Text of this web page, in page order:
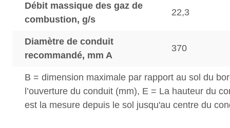
Débit massique des gaz de
combustion, g/s
22,3
Diamètre de conduit
recommandé, mm A
370
B = dimension maximale par rapport au sol du
l’ouverture du conduit (mm), E = La hauteur du
est la mesure depuis le sol jusqu'au centre du